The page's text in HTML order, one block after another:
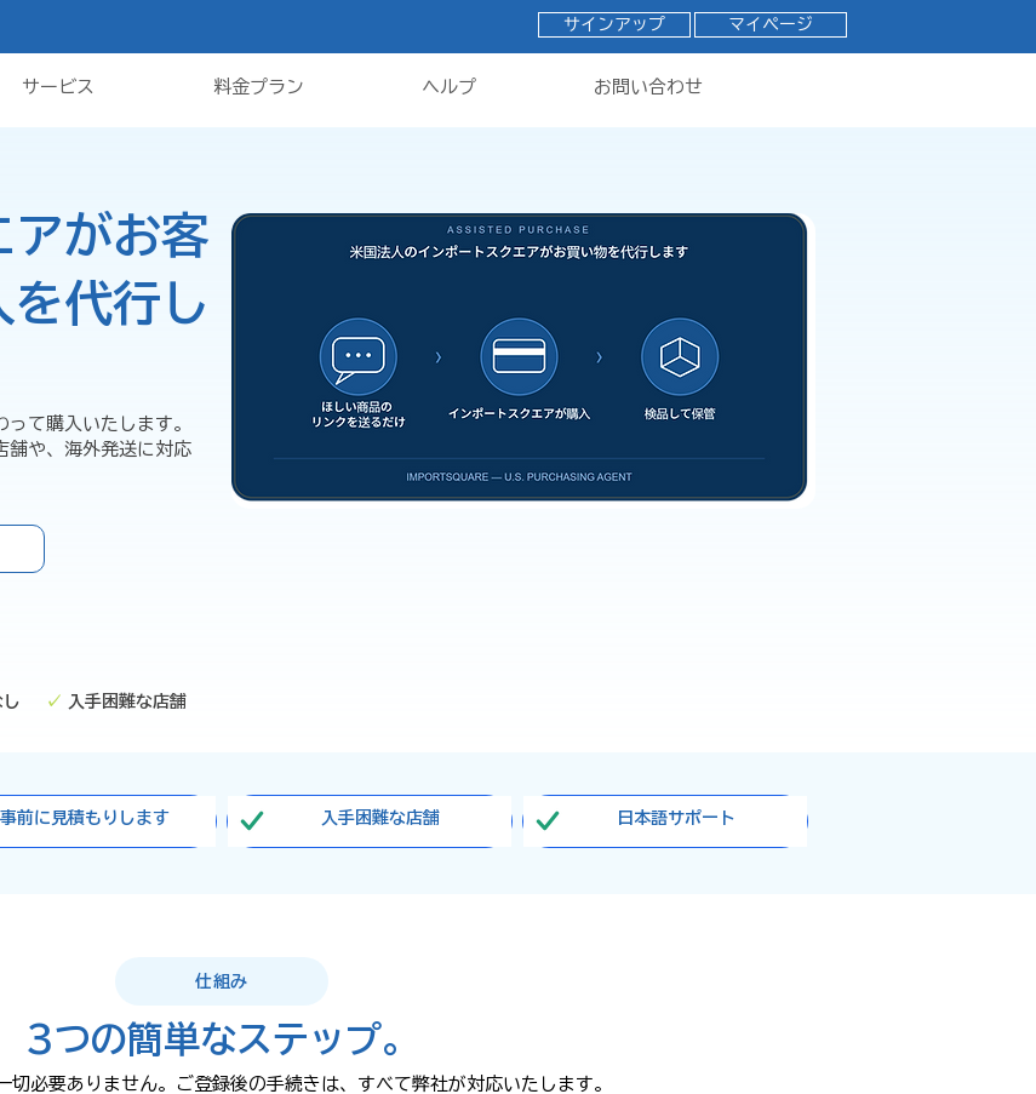
サインアップ マイページ
サービス 料金プラン ヘルプ お問い合わせ
アがお客
代行し
て購入いたします。
舗や、海外発送に対応
し ✓ 入手困難な店舗
事前に見積もりします 入手困難な店舗 日本語サポート
仕組み
3つの簡単なステップ。
切必要ありません。ご登録後の手続きは、すべて弊社が対応いたします。